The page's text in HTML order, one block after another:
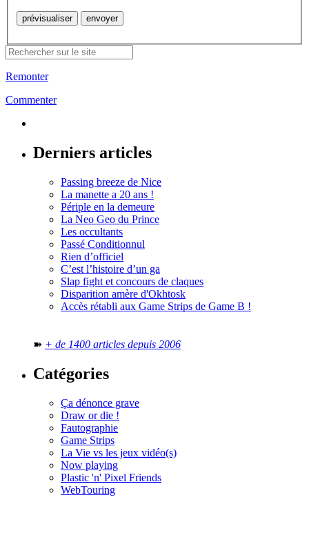
Remonter
Commenter
Derniers articles
Passing breeze de Nice
La manette a 20 ans !
Périple en la demeure
La Neo Geo du Prince
Les occultants
Passé Conditionnul
Rien d’officiel
C’est l’histoire d’un ga
Slap fight et concours de claques
Disparition amère d'Okhtosk
Accès rétabli aux Game Strips de Game B !
➽ + de 1400 articles depuis 2006
Catégories
Ça dénonce grave
Draw or die !
Fautographie
Game Strips
La Vie vs les jeux vidéo(s)
Now playing
Plastic 'n' Pixel Friends
WebTouring